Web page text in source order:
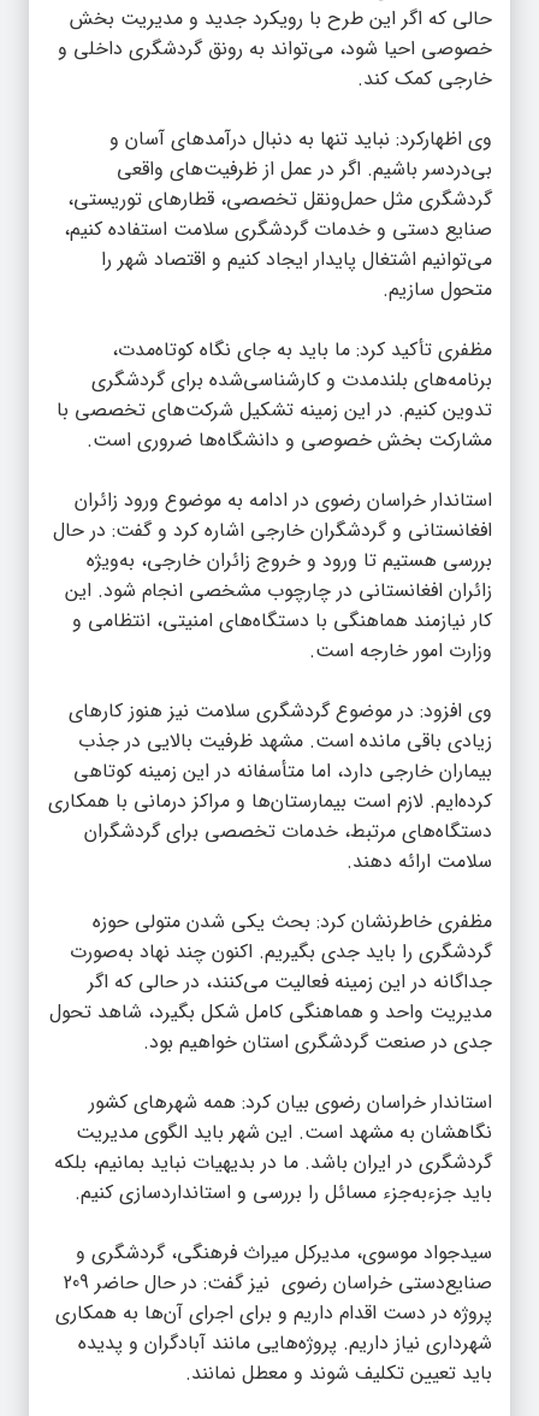
حالی که اگر این طرح با رویکرد جدید و مدیریت بخش
خصوصی احیا شود، می‌تواند به رونق گردشگری داخلی و
خارجی کمک کند.
وی اظهارکرد: نباید تنها به دنبال درآمدهای آسان و
بی‌دردسر باشیم. اگر در عمل از ظرفیت‌های واقعی
گردشگری مثل حمل‌ونقل تخصصی، قطارهای توریستی،
صنایع دستی و خدمات گردشگری سلامت استفاده کنیم،
می‌توانیم اشتغال پایدار ایجاد کنیم و اقتصاد شهر را
متحول سازیم.
مظفری تأکید کرد: ما باید به جای نگاه کوتاه‌مدت،
برنامه‌های بلندمدت و کارشناسی‌شده برای گردشگری
تدوین کنیم. در این زمینه تشکیل شرکت‌های تخصصی با
مشارکت بخش خصوصی و دانشگاه‌ها ضروری است.
استاندار خراسان رضوی در ادامه به موضوع ورود زائران
افغانستانی و گردشگران خارجی اشاره کرد و گفت: در حال
بررسی هستیم تا ورود و خروج زائران خارجی، به‌ویژه
زائران افغانستانی در چارچوب مشخصی انجام شود. این
کار نیازمند هماهنگی با دستگاه‌های امنیتی، انتظامی و
وزارت امور خارجه است.
وی افزود: در موضوع گردشگری سلامت نیز هنوز کارهای
زیادی باقی مانده است. مشهد ظرفیت بالایی در جذب
بیماران خارجی دارد، اما متأسفانه در این زمینه کوتاهی
کرده‌ایم. لازم است بیمارستان‌ها و مراکز درمانی با همکاری
دستگاه‌های مرتبط، خدمات تخصصی برای گردشگران
سلامت ارائه دهند.
مظفری خاطرنشان کرد: بحث یکی شدن متولی حوزه
گردشگری را باید جدی بگیریم. اکنون چند نهاد به‌صورت
جداگانه در این زمینه فعالیت می‌کنند، در حالی که اگر
مدیریت واحد و هماهنگی کامل شکل بگیرد، شاهد تحول
جدی در صنعت گردشگری استان خواهیم بود.
استاندار خراسان رضوی بیان کرد: همه شهرهای کشور
نگاهشان به مشهد است. این شهر باید الگوی مدیریت
گردشگری در ایران باشد. ما در بدیهیات نباید بمانیم، بلکه
باید جزءبه‌جزء مسائل را بررسی و استانداردسازی کنیم.
سیدجواد موسوی، مدیرکل میراث فرهنگی، گردشگری و
صنایع‌دستی خراسان رضوی نیز گفت: در حال حاضر 209
پروژه در دست اقدام داریم و برای اجرای آن‌ها به همکاری
شهرداری نیاز داریم. پروژه‌هایی مانند آبادگران و پدیده
باید تعیین تکلیف شوند و معطل نمانند.